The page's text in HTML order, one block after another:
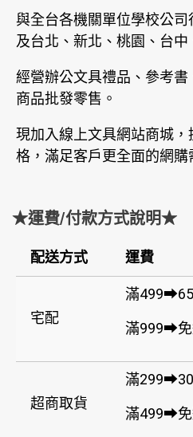
與全台各機關單位學校公
及台北、新北、桃園、台中
經營辦公文具禮品、參考
商品批發零售。
現加入線上文具網站商城
格，滿足客戶更全面的網購
★運費/付款方式說明★
配送方式 運費
宅配
滿499➡65
滿999➡
超商取貨
滿299➡30
滿499➡